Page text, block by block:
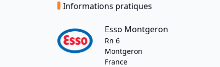
Informations pratiques
Esso Montgeron
Rn 6
Montgeron
France